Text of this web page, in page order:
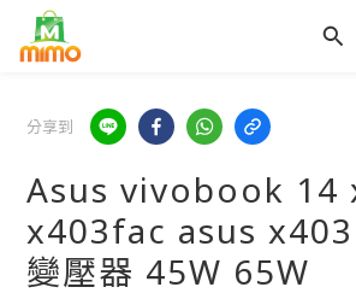
分享到
Asus vivobook 14
x403fac asus x403
變壓器 45W 65W